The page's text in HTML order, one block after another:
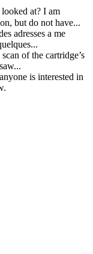
at? I am
, but do not have...
adresses a me
.
of the cartridge’s
is interested in